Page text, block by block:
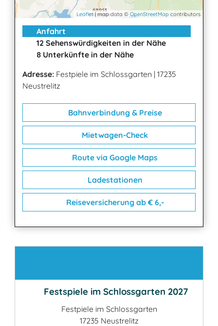
Leaflet| map data © OpenStreetMap contributors
Anfahrt
12 Sehenswürdigkeiten in der Nähe
8 Unterkünfte in der Nähe
Adresse: Festpiele im Schlossgarten | 17235
Neustrelitz
Bahnverbindung & Preise
Mietwagen-Check
Route via Google Maps
Ladestationen
Reiseversicherung ab € 6,-
Festspiele im Schlossgarten 2027
Festpiele im Schlossgarten
17235 Neustrelitz